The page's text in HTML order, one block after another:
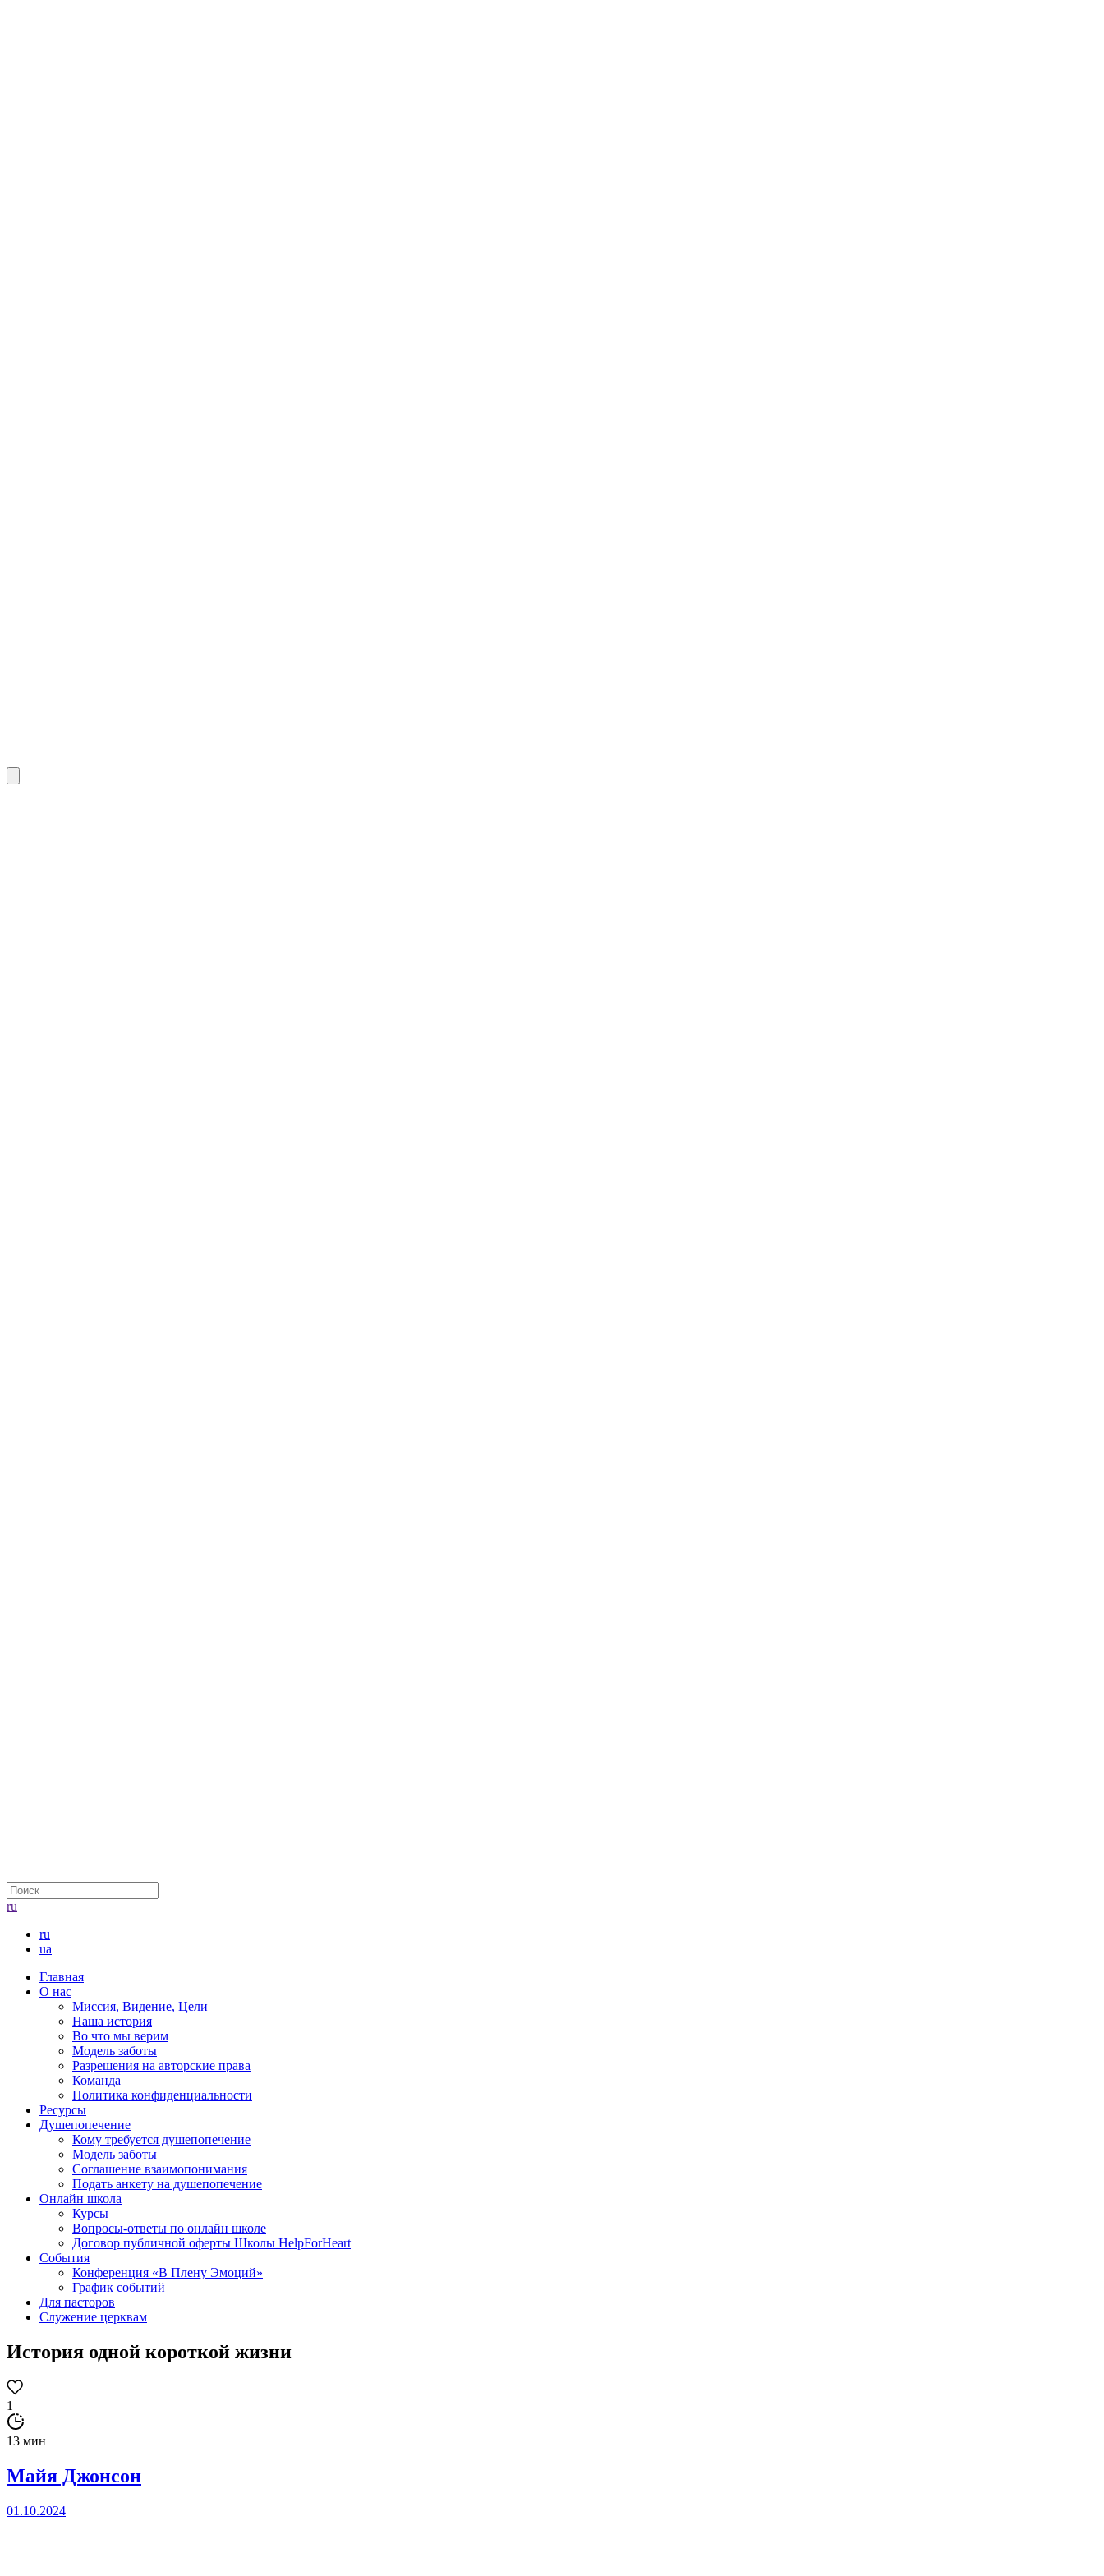
ru
ru
ua
Главная
О нас
Миссия, Видение, Цели
Наша история
Во что мы верим
Модель заботы
Разрешения на авторские права
Команда
Политика конфиденциальности
Ресурсы
Душепопечение
Кому требуется душепопечение
Модель заботы
Соглашение взаимопонимания
Подать анкету на душепопечение
Онлайн школа
Курсы
Вопросы-ответы по онлайн школе
Договор публичной оферты Школы HelpForHeart
События
Конференция «В Плену Эмоций»
График событий
Для пасторов
Служение церквам
История одной короткой жизни
1
13 мин
Майя Джонсон
01.10.2024